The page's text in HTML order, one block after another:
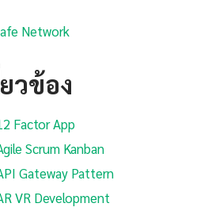
Network
วข้อง
Factor App
Scrum Kanban
Gateway Pattern
VR Development